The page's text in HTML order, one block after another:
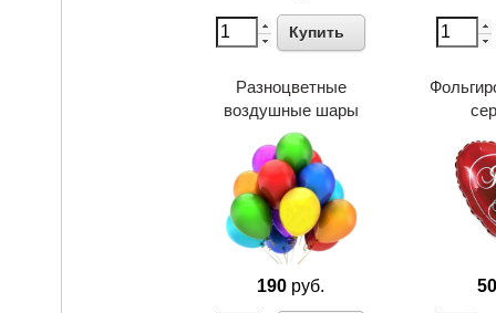
Купить
Разноцветные
воздушные шары
190 руб.